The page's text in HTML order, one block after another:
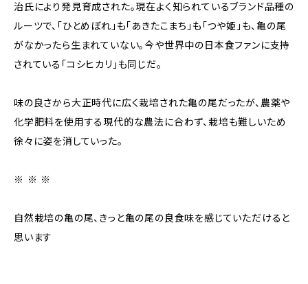
治氏により発見育成された。現在よく知られているブランド品種の
ルーツで、「ひとめぼれ」も「あきたこまち」も「つや姫」も、亀の尾
がなかったら生まれていない。今や世界中の日本食ファンに支持
されている「コシヒカリ」も同じだ。
味の良さから大正時代に広く栽培された亀の尾だったが、農薬や
化学肥料を使用する現代的な農法に合わず、栽培も難しいため
徐々に姿を消していった。
※ ※ ※
自然栽培の亀の尾、きっと亀の尾の良食味を感じていただけると
思います